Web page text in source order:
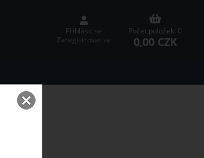
Přihlásit se
Zaregistrovat se
Počet položek: 0
0,00 CZK